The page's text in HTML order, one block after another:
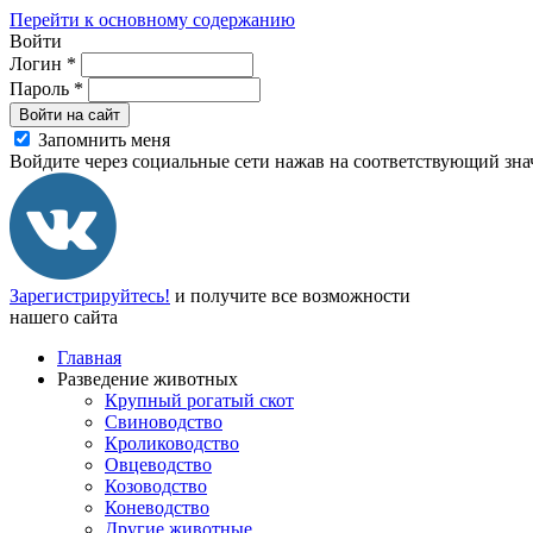
Перейти к основному содержанию
Войти
Логин *
Пароль *
Войти на сайт
Запомнить меня
Войдите через социальные сети нажав на соответствующий
Зарегистрируйтесь! и получите все возможности
нашего сайта
Главная
Разведение животных
Крупный рогатый скот
Свиноводство
Кролиководство
Овцеводство
Козоводство
Коневодство
Другие животные